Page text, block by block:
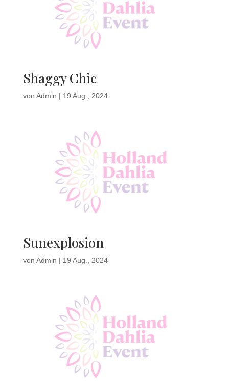
Shaggy Chic
von Admin | 19 Aug., 2024
Sunexplosion
von Admin | 19 Aug., 2024